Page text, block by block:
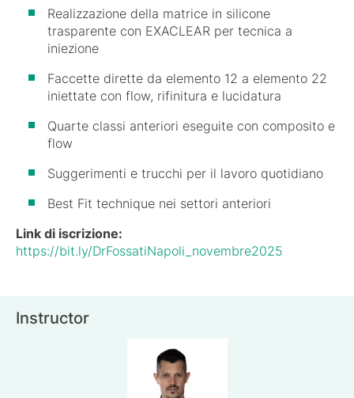
Realizzazione della matrice in silicone
trasparente con EXACLEAR per tecnica a
iniezione
Faccette dirette da elemento 12 a elemento 22
iniettate con flow, rifinitura e lucidatura
Quarte classi anteriori eseguite con composito e
flow
Suggerimenti e trucchi per il lavoro quotidiano
Best Fit technique nei settori anteriori
Link di iscrizione:
https://bit.ly/DrFossatiNapoli_novembre2025
Instructor